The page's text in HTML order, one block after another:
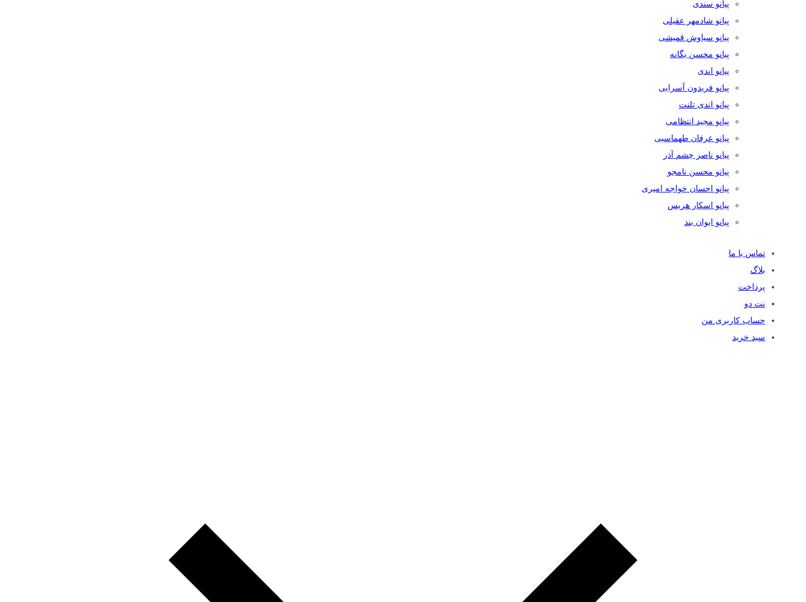
پیانو سندی
پیانو شادمهر عقیلی
پیانو سیاوش قمیشی
پیانو محسن یگانه
پیانو اندی
پیانو فریدون آسرایی
پیانو اندی تلنت
پیانو مجید انتظامی
پیانو عرفان طهماسبی
پیانو ناصر چشم آذر
پیانو محسن نامجو
پیانو احسان خواجه امیری
پیانو اسکار هریس
پیانو ایوان بند
تماس با ما
بلاگ
پرداخت
نت دو
حساب کاربری من
سبد خرید